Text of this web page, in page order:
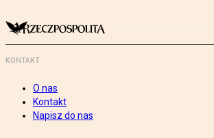
KONTAKT
O nas
Kontakt
Napisz do nas